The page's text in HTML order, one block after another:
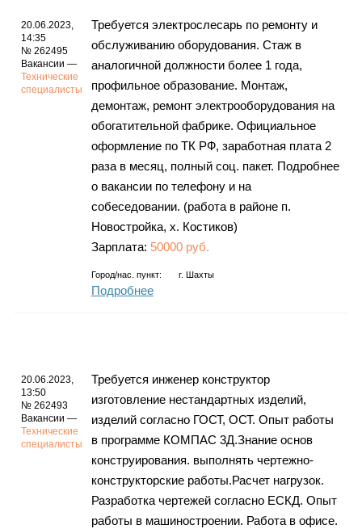
20.06.2023,
14:35
№ 262495
Вакансии —
Технические
специалисты
Требуется электрослесарь по ремонту и
обслуживанию оборудования. Стаж в
аналогичной должности более 1 года,
профильное образование. Монтаж,
демонтаж, ремонт электрооборудования на
обогатительной фабрике. Официальное
оформление по ТК РФ, заработная плата 2
раза в месяц, полный соц. пакет. Подробнее
о вакансии по телефону и на
собеседовании. (работа в районе п.
Новостройка, х. Костиков)
Зарплата: 50000 руб.
Город/нас. пункт: г. Шахты
Подробнее
20.06.2023,
13:50
№ 262493
Вакансии —
Технические
специалисты
Требуется инженер конструктор
изготовление нестандартных изделий,
изделий согласно ГОСТ, ОСТ. Опыт работы
в программе КОМПАС 3Д.Знание основ
конструирования. выполнять чертежно-
конструкторские работы.Расчет нагрузок.
Разработка чертежей согласно ЕСКД. Опыт
работы в машиностроении. Работа в офисе.